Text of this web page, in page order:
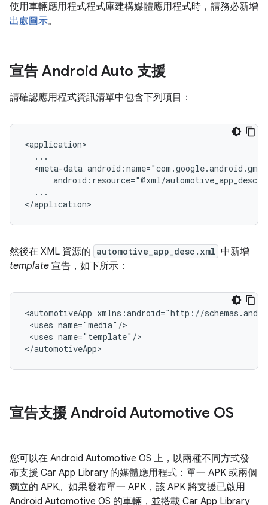
使用車輛應用程式程式庫建構媒體應用程式時，請務必新增
出處圖示。
宣告 Android Auto 支援
請確認應用程式資訊清單中包含下列項目：
<meta-data
...
然後在 XML 資源的 automotive_app_desc.xml 中新增
template 宣告，如下所示：
<automotiveApp
<uses
<uses name="template"/>
宣告支援 Android Automotive OS
您可以在 Android Automotive OS 上，以兩種不同方式發
布支援 Car App Library 的媒體應用程式：單一 APK 或兩個
獨立的 APK。如果發布單一 APK，該 APK 將支援已啟用
Android Automotive OS 的車輛，並搭載 Car App Library